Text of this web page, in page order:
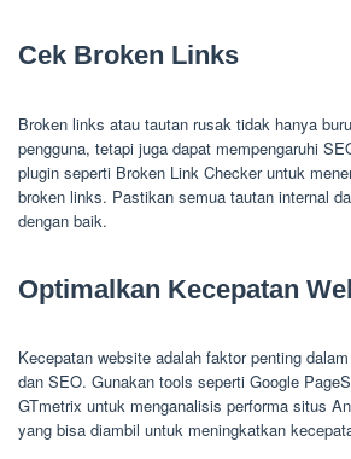
Cek Broken Links
Broken links atau tautan rusak tidak hanya
pengguna, tetapi juga dapat mempengaruhi
plugin seperti Broken Link Checker untuk
broken links. Pastikan semua tautan internal
dengan baik.
Optimalkan Kecepatan
Kecepatan website adalah faktor penting
dan SEO. Gunakan tools seperti Google
GTmetrix untuk menganalisis performa situs
yang bisa diambil untuk meningkatkan